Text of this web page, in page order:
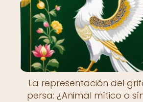
La representación del
persa: ¿Animal mítico o